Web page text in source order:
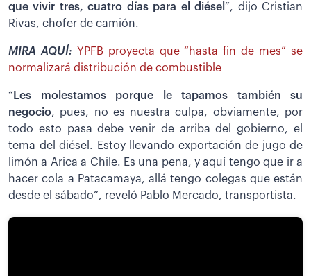
que vivir tres, cuatro días para el diésel ”, dijo Cristian
Rivas, chofer de camión.
MIRA AQUÍ: YPFB proyecta que “hasta fin de mes” se
normalizará distribución de combustible
“ Les molestamos porque le tapamos también su
negocio, pues, no es nuestra culpa, obviamente, por
todo esto pasa debe venir de arriba del gobierno, el
tema del diésel. Estoy llevando exportación de jugo de
limón a Arica a Chile. Es una pena, y aquí tengo que ir a
hacer cola a Patacamaya, allá tengo colegas que están
desde el sábado”, reveló Pablo Mercado, transportista.